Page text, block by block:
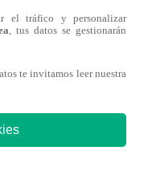
en Derecho de la
Perú del grupo
a crear una
jurídica, alcanzando
el tráfico y personalizar
, tus datos se gestionarán
te invitamos leer nuestra